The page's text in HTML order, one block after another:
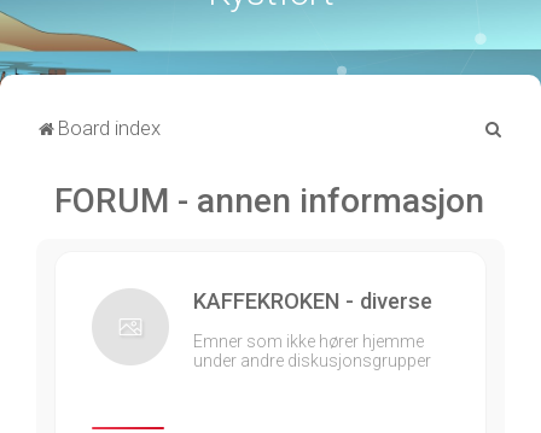
Board index
FORUM - annen informasjon
KAFFEKROKEN - diverse
Emner som ikke hører hjemme
under andre diskusjonsgrupper